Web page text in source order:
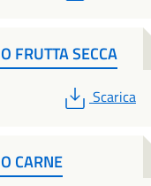
SECCA
PDF
Scarica
CARNE